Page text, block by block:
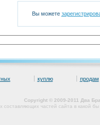
Вы можете
куплю продам
Copyright © 2009-2011 Два
составляющих частей сайта в какой